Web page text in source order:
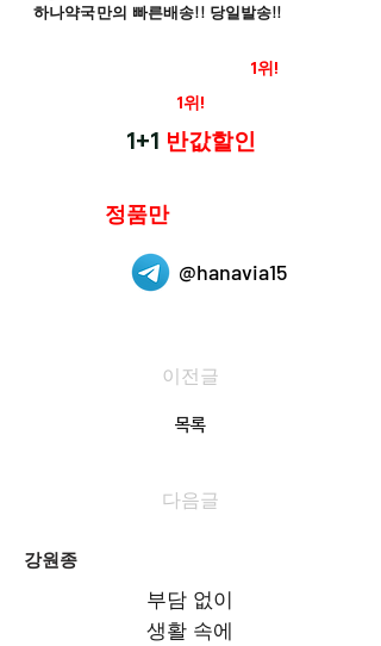
하나약국만의 빠른배송!! 당일발송!!
1위!
1위!
1+1 반값할인
정품만
@hanavia15
이전글
목록
다음글
강원종
부담 없이
생활 속에